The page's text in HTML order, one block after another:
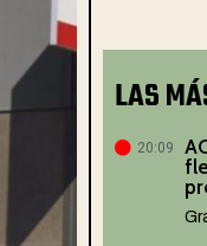
LAS
20:09